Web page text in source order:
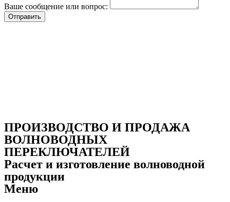
Ваше сообщение или вопрос:
Отправить
ПРОИЗВОДСТВО И ПРОДАЖА
ВОЛНОВОДНЫХ
ПЕРЕКЛЮЧАТЕЛЕЙ
Расчет и изготовление волноводной
продукции
Меню